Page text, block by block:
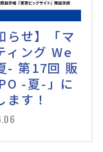
らせ】「マ
ィング We
- 第17回 販
-夏-」に
ます！